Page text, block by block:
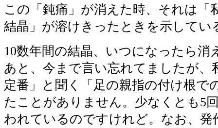
この「鈍痛」が消えた時、それは「
結晶」が溶けきったときを示してい
10数年間の結晶、いつになったら消
あと、今まで言い忘れてましたが、
定番」と聞く「足の親指の付け根で
たことがありません。少なくとも5
われているのですけれど。なお、発